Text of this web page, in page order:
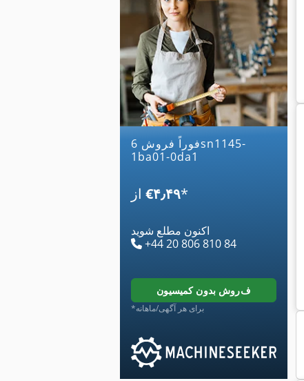
فوراً فروش 6sn1145-
1ba01-0da1
‎€۴٫۴۹*
اکنون مطلع شوید
+44 20 806 810 84
فروش بدون کمیسیون
*برای هر آگهی/ماهانه
Battenfeld Rittal Rittal Sk 3293